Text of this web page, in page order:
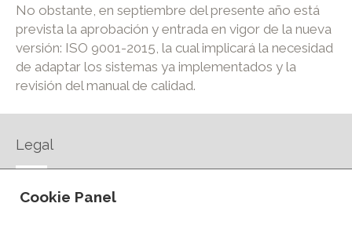
No obstante, en septiembre del presente año está
prevista la aprobación y entrada en vigor de la nueva
versión: ISO 9001-2015, la cual implicará la necesidad
de adaptar los sistemas ya implementados y la
revisión del manual de calidad.
Legal
AVISO LEGAL
Cookie Panel